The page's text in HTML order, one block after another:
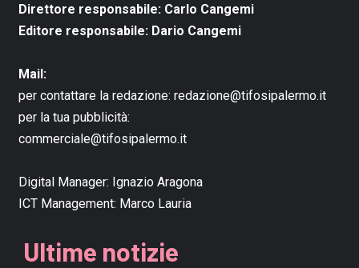
Direttore responsabile: Carlo Cangemi
Editore responsabile: Dario Cangemi
Mail:
per contattare la redazione: redazione@tifosipalermo.it
per la tua pubblicità:
commerciale@tifosipalermo.it
Digital Manager: Ignazio Aragona
ICT Management: Marco Lauria
Ultime notizie